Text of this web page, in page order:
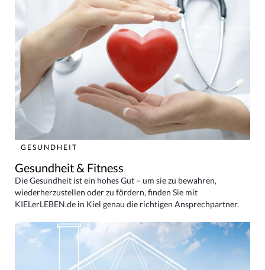
GESUNDHEIT
Gesundheit & Fitness
Die Gesundheit ist ein hohes Gut – um sie zu bewahren,
wiederherzustellen oder zu fördern, finden Sie mit
KIELerLEBEN.de in Kiel genau die richtigen Ansprechpartner.